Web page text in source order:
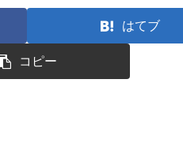
はてブ
コピー